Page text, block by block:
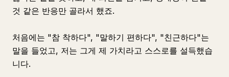
것 같은 반응만 골라서 했죠.
처음에는 "참 착하다", "말하기 편하다", "친근하다"는
말을 들었고, 저는 그게 제 가치라고 스스로를 설득했습
니다.